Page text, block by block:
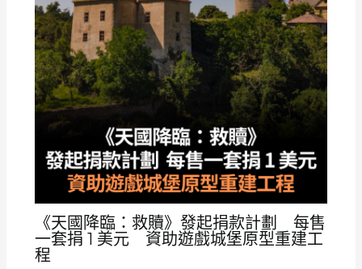
《天國降臨：救贖》發起捐款計劃 每售
一套捐 1 美元 資助遊戲城堡原型重建工
程